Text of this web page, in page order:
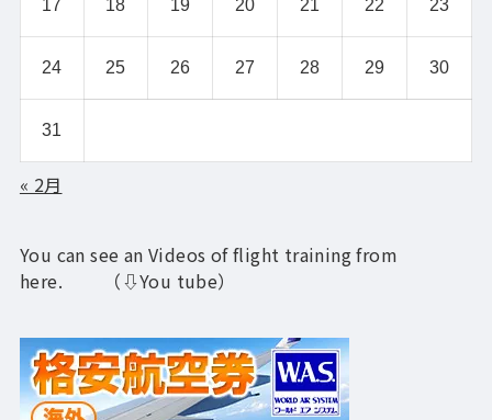
17 18 19 20 21 22 23
24 25 26 27 28 29 30
31
« 2月
You can see an Videos of flight training from
here. （⇩You tube）